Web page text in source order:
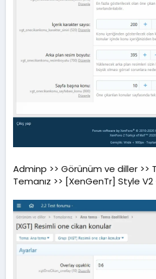
Adminp >> Görünüm ve diller >>
Temanız >> [XenGenTr] Style